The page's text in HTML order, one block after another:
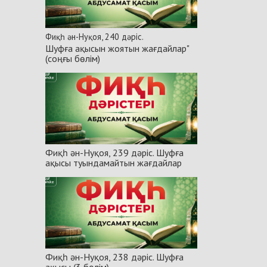
Фиқһ ән-Нуқоя, 240 дәріс.
Шуфға ақысын жоятын жағдайлар"
(соңғы бөлім)
Фиқһ ән-Нуқоя, 239 дәріс. Шуфға
ақысы туындамайтын жағдайлар
Фиқһ ән-Нуқоя, 238 дәріс. Шуфға